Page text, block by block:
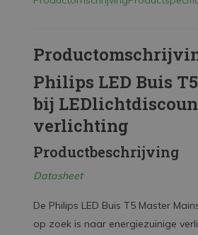
Philips LED Buis
bij
verlichting
Productbeschrijving
Datasheet
De Philips LED Buis T5 Master
op zoek is naar energiezuinige